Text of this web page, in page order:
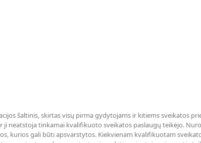
šaltinis, skirtas visų pirma gydytojams ir kitiems sveikatos
neatstoja tinkamai kvalifikuoto sveikatos paslaugų teikėjo.
kurios gali būti apsvarstytos. Kiekvienam kvalifikuotam